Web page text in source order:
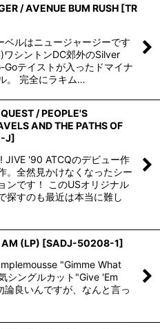
/ AVENUE BUM RUSH [TR
ベルはニュージャージーです
ワシントンDC郊外のSilver
テイストが入ったドマイナ
。 完全にラキム…
/ PEOPLE'S
AND THE PATHS OF
J]
JIVE '90 ATCQのデビュー作
。全然見かけなくなったシー
ンです！ このUSオリジナル
探すのも最近は本当に難し
AM (LP) [SADJ-50208-1]
"Gimme What
シングルカット"Give 'Em
良いんですが、なんと言っ